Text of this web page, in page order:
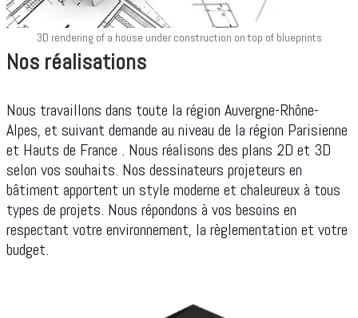
3D rendering of a house under construction on top of blueprints
Nos réalisations
Nous travaillons dans toute la région Auvergne-Rhône-
Alpes, et suivant demande au niveau de la région Parisienne
et Hauts de France . Nous réalisons des plans 2D et 3D
selon vos souhaits. Nos dessinateurs projeteurs en
bâtiment apportent un style moderne et chaleureux à tous
types de projets. Nous répondons à vos besoins en
respectant votre environnement, la règlementation et votre
budget.